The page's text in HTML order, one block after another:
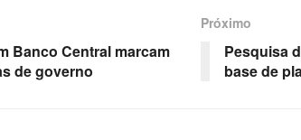
Banco Central marcam
de governo
Próximo
Pesquisa
base de